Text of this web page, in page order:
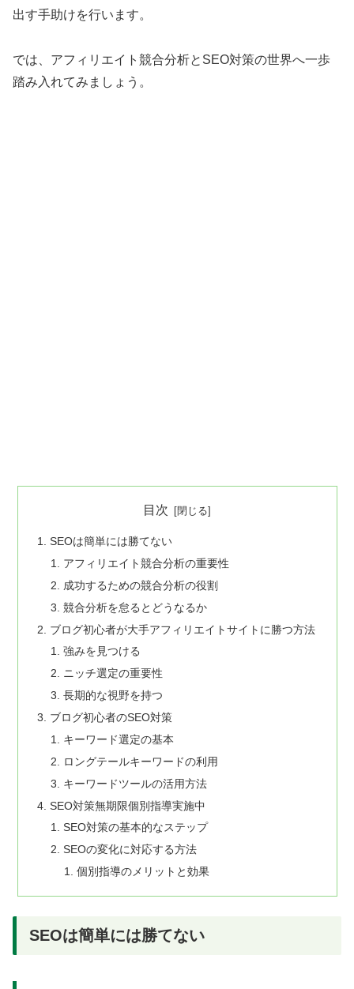
出す手助けを行います。
では、アフィリエイト競合分析とSEO対策の世界へ一歩
踏み入れてみましょう。
目次
SEOは簡単には勝てない
アフィリエイト競合分析の重要性
成功するための競合分析の役割
競合分析を怠るとどうなるか
ブログ初心者が大手アフィリエイトサイトに勝つ方法
強みを見つける
ニッチ選定の重要性
長期的な視野を持つ
ブログ初心者のSEO対策​​
キーワード選定の基本
ロングテールキーワードの利用
キーワードツールの活用方法
SEO対策無期限個別指導実施中
SEO対策の基本的なステップ
SEOの変化に対応する方法
個別指導のメリットと効果
SEOは簡単には勝てない